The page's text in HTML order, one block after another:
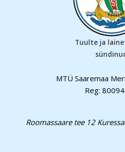
Tuulte ja
MTÜ Saaremaa
Reg:
Roomassaare tee 12